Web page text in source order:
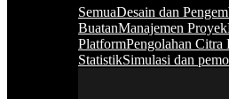
SemuaDesain dan
BuatanManajemen Proyek
PlatformPengolahan Citra
StatistikSimulasi dan